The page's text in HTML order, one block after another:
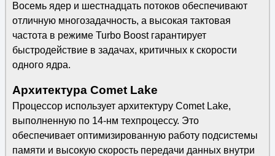
Восемь ядер и шестнадцать потоков обеспечивают
отличную многозадачность, а высокая тактовая
частота в режиме Turbo Boost гарантирует
быстродействие в задачах, критичных к скорости
одного ядра.
Архитектура Comet Lake
Процессор использует архитектуру Comet Lake,
выполненную по 14-нм техпроцессу. Это
обеспечивает оптимизированную работу подсистемы
памяти и высокую скорость передачи данных внутри